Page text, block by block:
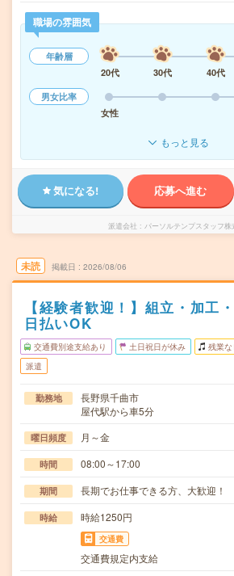
職場の雰囲気
年齢層
20代
30代 40代
男女比率
女性
もっと見る
気になる! 応募へ進む
派遣会社 パーソルテンプスタッフ株
未読 掲載日 2026/08/06
【経験者歓迎！】組立・加工
日払いOK
交通費別途支給あり 土日祝日が休み 残業な
派遣
勤務地
長野県千曲市
屋代駅から車5分
曜日頻度 月～金
時間 08:00～17:00
期間 長期でお仕事できる方、大歓迎！
時給 時給1250円
交通費
交通費規定内支給